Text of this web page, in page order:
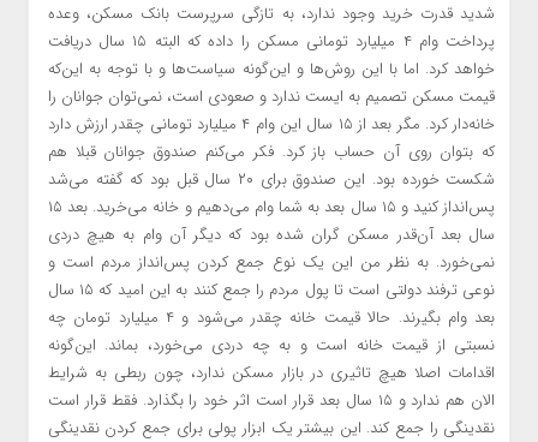
شدید قدرت خرید وجود ندارد، به تازگی سرپرست بانک مسکن، وعده
پرداخت وام ۴ میلیارد تومانی مسکن را داده که البته ۱۵ سال دریافت
خواهد کرد. اما با این روش‌ها و این‌گونه سیاست‌ها و با توجه به این‌که
قیمت مسکن تصمیم به ایست ندارد و صعودی است، نمی‌توان جوانان را
خانه‌دار کرد. مگر بعد از ۱۵ سال این وام ۴ میلیارد تومانی چقدر ارزش دارد
که بتوان روی آن حساب باز کرد. فکر می‌کنم صندوق جوانان قبلا هم
شکست خورده بود. این صندوق برای ۲۰ سال قبل بود که گفته می‌شد
پس‌انداز کنید و ۱۵ سال بعد به شما وام می‌دهیم و خانه می‌خرید. بعد ۱۵
سال بعد آن‌قدر مسکن گران شده بود که دیگر آن وام به هیچ دردی
نمی‌خورد. به نظر من این یک نوع جمع کردن پس‌انداز مردم است و
نوعی ترفند دولتی است تا پول مردم را جمع کنند به این امید که ۱۵ سال
بعد وام بگیرند. حالا قیمت خانه چقدر می‌شود و ۴ میلیارد تومان چه
نسبتی از قیمت خانه است و به چه دردی می‌خورد، بماند. این‌گونه
اقدامات اصلا هیچ تاثیری در بازار مسکن ندارد، چون ربطی به شرایط
الان هم ندارد و ۱۵ سال بعد قرار است اثر خود را بگذارد. فقط قرار است
نقدینگی را جمع کند. این بیشتر یک ابزار پولی برای جمع کردن نقدینگی